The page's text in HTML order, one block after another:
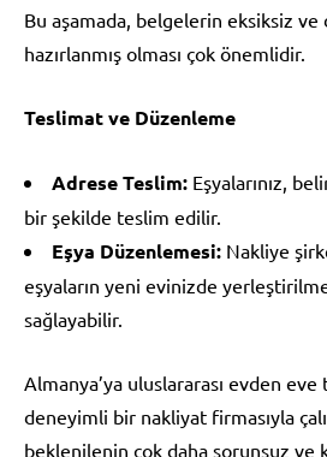
Bu aşamada, belgelerin eksiksiz
hazırlanmış olması çok önemlidir.
Teslimat ve Düzenleme
Adrese Teslim: Eşyalarınız,
bir şekilde teslim edilir.
Eşya Düzenlemesi: Nakliye
eşyaların yeni evinizde
sağlayabilir.
Almanya’ya uluslararası evden eve
deneyimli bir nakliyat firmasıyla
beklenilenin çok daha sorunsuz ve